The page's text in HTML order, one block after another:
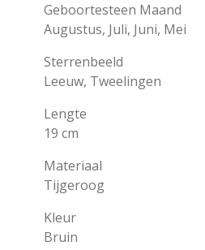
Geboortesteen Maand
Augustus, Juli, Juni, Mei
Sterrenbeeld
Leeuw, Tweelingen
Lengte
19 cm
Materiaal
Tijgeroog
Kleur
Bruin